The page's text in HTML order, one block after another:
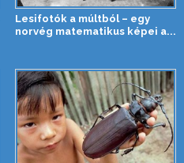
Lesifotók a múltból – egy
norvég matematikus képei a...